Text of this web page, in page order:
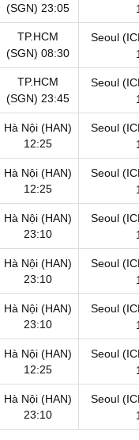
(SGN) 23:05
TP.HCM
(SGN) 08:30
Seoul
TP.HCM
(SGN) 23:45
Seoul
Hà Nội (HAN)
12:25
Seoul
Hà Nội (HAN)
12:25
Seoul
Hà Nội (HAN)
23:10
Seoul
Hà Nội (HAN)
23:10
Seoul
Hà Nội (HAN)
23:10
Seoul
Hà Nội (HAN)
12:25
Seoul
Hà Nội (HAN)
23:10
Seoul